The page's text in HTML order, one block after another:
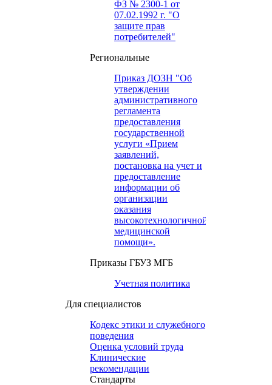
ФЗ № 2300-1 от
07.02.1992 г. "О
защите прав
потребителей"
Региональные
Приказ ДОЗН "Об
утверждении
административного
регламента
предоставления
государственной
услуги «Прием
заявлений,
постановка на учет и
предоставление
информации об
организации
оказания
высокотехнологичной
медицинской
помощи».
Приказы ГБУЗ МГБ
Учетная политика
Для специалистов
Кодекс этики и служебного
поведения
Оценка условий труда
Клинические
рекомендации
Cтандарты